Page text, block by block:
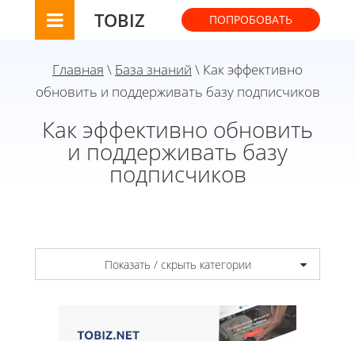
TOBIZ ПОПРОБОВАТЬ
Главная \ База знаний \ Как эффективно
обновить и поддерживать базу подписчиков
Как эффективно обновить
и поддерживать базу
подписчиков
Показать / скрыть категории